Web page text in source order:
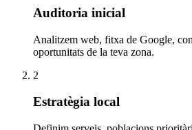
Auditoria inicial
Analitzem web, fitxa de Google,
oportunitats de la teva zona.
2
Estratègia local